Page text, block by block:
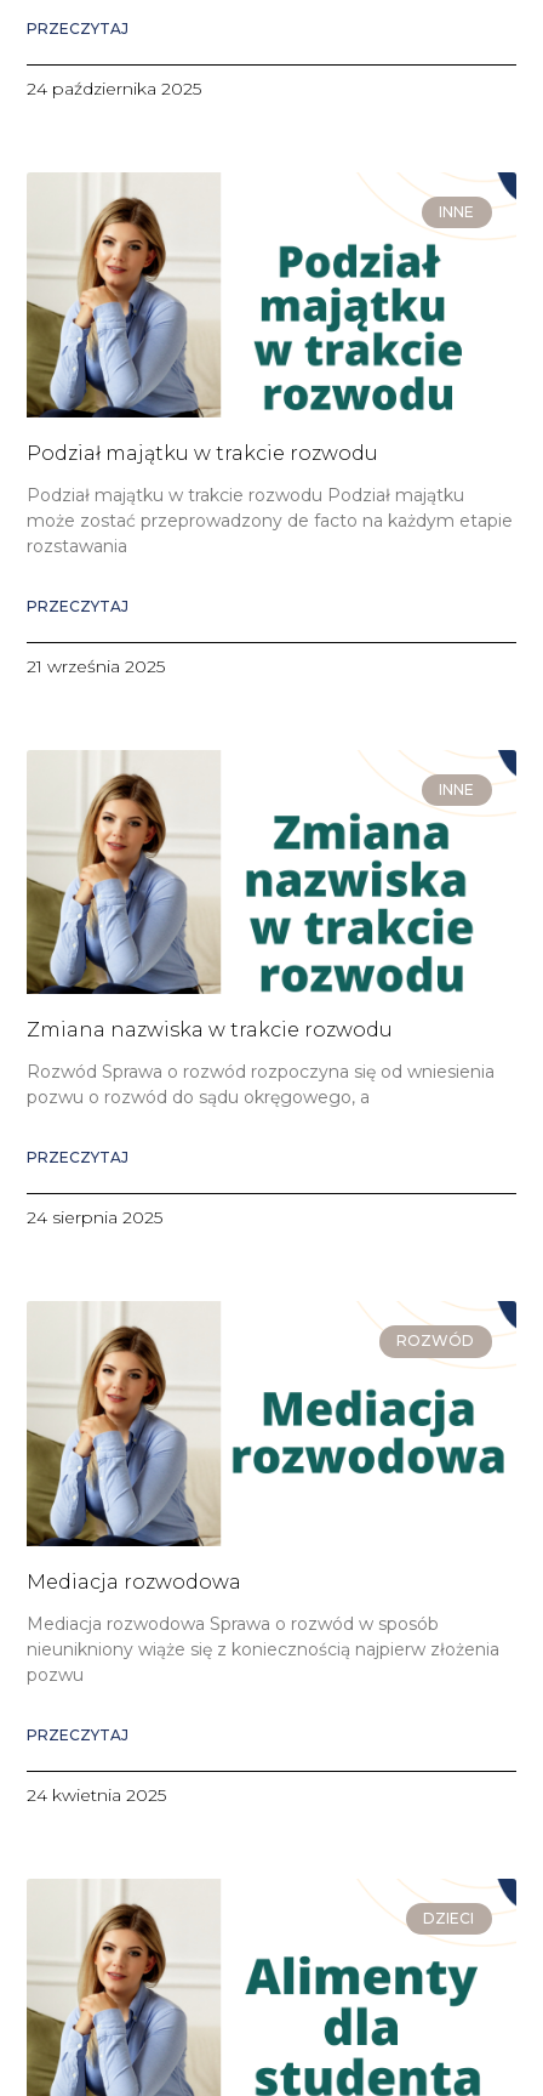
PRZECZYTAJ
24 października 2025
INNE
Podział majątku w trakcie rozwodu
Podział majątku w trakcie rozwodu Podział majątku
może zostać przeprowadzony de facto na każdym etapie
rozstawania
PRZECZYTAJ
21 września 2025
INNE
Zmiana nazwiska w trakcie rozwodu
Rozwód Sprawa o rozwód rozpoczyna się od wniesienia
pozwu o rozwód do sądu okręgowego, a
PRZECZYTAJ
24 sierpnia 2025
ROZWÓD
Mediacja rozwodowa
Mediacja rozwodowa Sprawa o rozwód w sposób
nieunikniony wiąże się z koniecznością najpierw złożenia
pozwu
PRZECZYTAJ
24 kwietnia 2025
DZIECI